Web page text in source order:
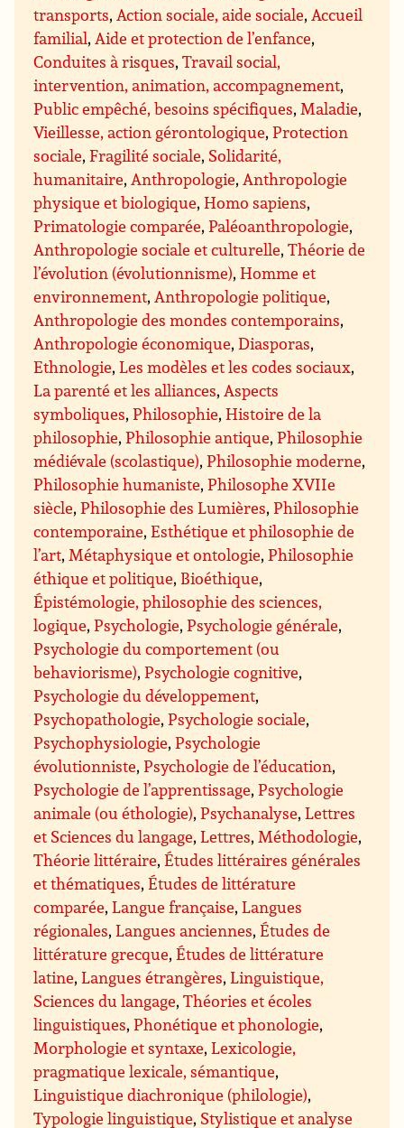
transports, Action sociale, aide sociale, Accueil
familial, Aide et protection de l’enfance,
Conduites à risques,Travail social,
intervention, animation, accompagnement,
Public empêché, besoins spécifiques, Maladie,
Vieillesse, action gérontologique,Protection
sociale,Fragilité sociale, Solidarité,
humanitaire, Anthropologie, Anthropologie
physique et biologique,Homo sapiens,
Primatologie comparée,Paléoanthropologie,
Anthropologie sociale et culturelle,Théorie de
l’évolution (évolutionnisme),Homme et
environnement, Anthropologie politique,
Anthropologie des mondes contemporains,
Anthropologie économique,Diasporas,
Ethnologie,Les modèles et les codes sociaux,
La parenté et les alliances, Aspects
symboliques,Philosophie,Histoire de la
philosophie,Philosophie antique,Philosophie
médiévale (scolastique),Philosophie moderne,
Philosophie humaniste,Philosophe XVIIe
siècle,Philosophie des Lumières,Philosophie
contemporaine,Esthétique et philosophie de
l’art, Métaphysique et ontologie,Philosophie
éthique et politique, Bioéthique,
Épistémologie, philosophie des sciences,
logique,Psychologie,Psychologie générale,
Psychologie du comportement (ou
behaviorisme),Psychologie cognitive,
Psychologie du développement,
Psychopathologie,Psychologie sociale,
Psychophysiologie,Psychologie
évolutionniste,Psychologie de l’éducation,
Psychologie de l’apprentissage,Psychologie
animale (ou éthologie),Psychanalyse,Lettres
et Sciences du langage,Lettres, Méthodologie,
Théorie littéraire,Études littéraires générales
et thématiques,Études de littérature
comparée,Langue française,Langues
régionales,Langues anciennes,Études de
littérature grecque,Études de littérature
latine,Langues étrangères,Linguistique,
Sciences du langage,Théories et écoles
linguistiques,Phonétique et phonologie,
Morphologie et syntaxe,Lexicologie,
pragmatique lexicale, sémantique,
Linguistique diachronique (philologie),
Typologie linguistique, Stylistique et analyse